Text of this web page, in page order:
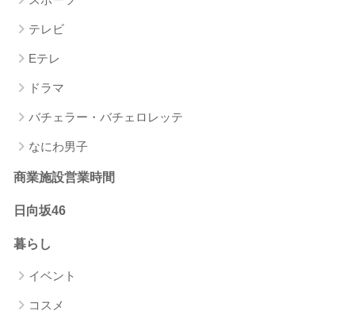
テレビ
Eテレ
ドラマ
バチェラー・バチェロレッテ
なにわ男子
商業施設営業時間
日向坂46
暮らし
イベント
コスメ